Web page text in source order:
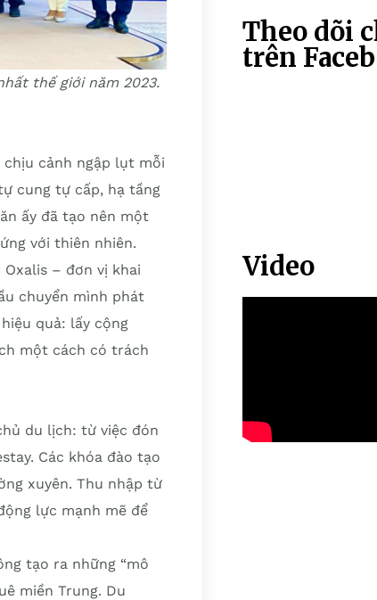
thế giới năm 2023.
chịu cảnh ngập lụt mỗi
cung tự cấp, hạ tầng
ấy đã tạo nên một
với thiên nhiên.
– đơn vị khai
chuyển mình phát
quả: lấy cộng
một cách có trách
du lịch: từ việc đón
Các khóa đào tạo
xuyên. Thu nhập từ
lực mạnh mẽ để
tạo ra những “mô
miền Trung. Du
Theo dõi
trên
Video